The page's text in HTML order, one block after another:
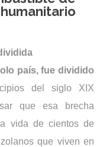
país, fue dividido
del siglo XIX
que esa brecha
vida de cientos de
que viven en